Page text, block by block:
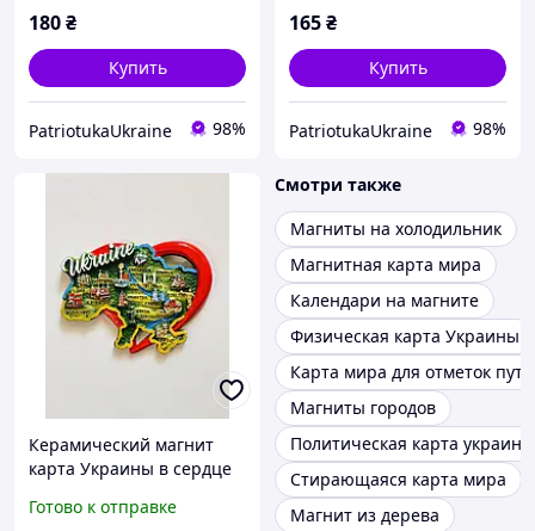
180₴
Купить
PatriotukaUkraine 98%
165₴
Купить
PatriotukaUkraine 98%
Керамический магнит
карта Украины в сердце
сувенир, подарок
Готово к отправке
Смотри также
Магниты на холодильник
Магнитная карта мира
Календари на магните
Физическая карта Украины
Карта мира для отметок
Магниты городов
Политическая карта украины
Стирающаяся карта мира
Магнит из дерева